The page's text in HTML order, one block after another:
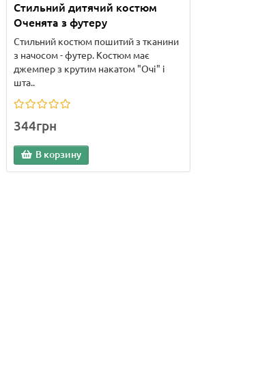
Стильний дитячий костюм
Оченята з футеру
Стильний костюм пошитий з тканини
з начосом - футер. Костюм має
джемпер з крутим накатом "Очі" і
шта..
344грн
В корзину